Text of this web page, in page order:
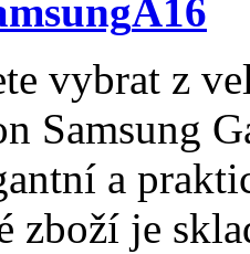
A16
vybrat z
Samsung
a
zboží je